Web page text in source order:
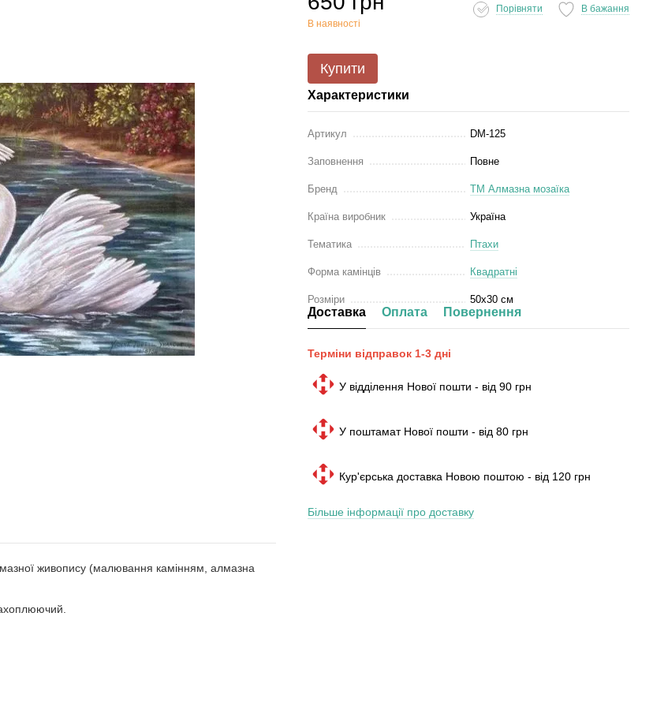
живопису (малювання камінням, алмазна
В наявності
Порівняти В бажання
Купити
Характеристики
Артикул DM-125
Заповнення Повне
Бренд ТМ Алмазна мозаїка
Країна виробник Україна
Тематика Птахи
Форма камінців Квадратні
Розміри 50х30 см
Доставка Оплата Повернення
Терміни відправок 1-3 дні
У відділення Нової пошти - від 90 грн
У поштамат Нової пошти - від 80 грн
Кур'єрська доставка Новою поштою - від 120 грн
Більше інформації про доставку